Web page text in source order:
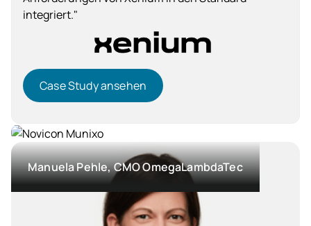
integriert."
Case Study ansehen
Dienstleistung
Manuela Pehle, CMO OmegaLambdaTec